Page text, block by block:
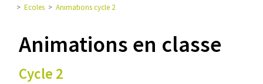
> Ecoles > Animations cycle 2
Animations en classe
Cycle 2